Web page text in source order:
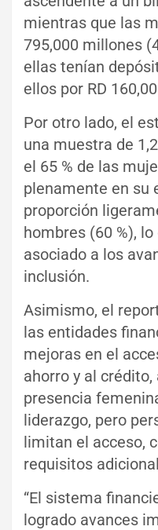
mientras que las
795,000 millones
ellas tenían
ellos por RD
Por otro lado, el
una muestra de
el 65 % de las
plenamente en su
proporción
hombres (60 %),
asociado a los
inclusión.
Asimismo, el
las entidades
mejoras en el
ahorro y al
presencia
liderazgo, pero
limitan el acceso,
requisitos
“El sistema
logrado avances